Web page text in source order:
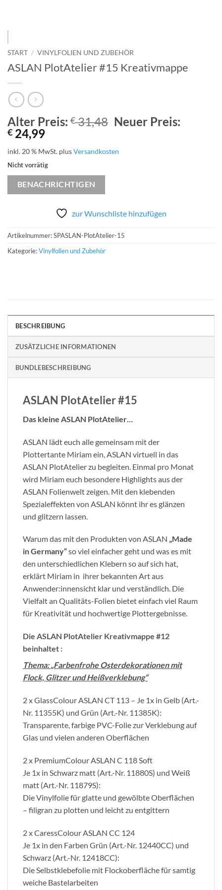
START / VINYLFOLIEN UND ZUBEHÖR
ASLAN PlotAtelier #15 Kreativmappe
Alter Preis: €31,48 Ursprünglicher
€ 31,48
Neuer Preis:
€ 24,99Aktueller
ist:
€ 24,99.
inkl. 20 % MwSt. plusVersandkosten
Nicht vorrätig
BENACHRICHTIGEN
zur Wunschliste hinzufügen
Artikelnummer:SPASLAN-PlotAtelier-15
Kategorie:Vinylfolien und Zubehör
BESCHREIBUNG
ZUSÄTZLICHE INFORMATIONEN
BUNDLEBESCHREIBUNG
ASLAN PlotAtelier #15
Das kleine ASLAN PlotAtelier…
ASLAN lädt euch alle gemeinsam mit der
Plottertante Miriam ein, ASLAN virtuell in das
ASLAN PlotAtelier zu begleiten. Einmal pro Monat
wird Miriam euch besondere Highlights aus der
ASLAN Folienwelt zeigen. Mit den klebenden
Spezialeffekten von ASLAN könnt ihr es glänzen
und glitzern lassen.
Warum das mit den Produkten von ASLAN „Made
in Germany“so viel einfacher geht und was es mit
den unterschiedlichen Klebern so auf sich hat,
erklärt Miriam in ihrer bekannten Art aus
Anwender:innensicht klar und verständlich. Die
Vielfalt an Qualitäts-Folien bietet einfach viel Raum
für Kreativität und hochwertige Plottergebnisse.
Die ASLAN PlotAtelier Kreativmappe #12
beinhaltet :
Thema:„Farbenfrohe Osterdekorationen mit
Flock, Glitzer und Heißverklebung“
2 x GlassColour ASLAN CT 113 – Je 1x in Gelb (Art.-
Nr. 11355K) und Grün (Art.-Nr. 11385K):
Transparente, farbige PVC-Folie zur Verklebung auf
Glas und vielen anderen Oberflächen
2 x PremiumColour ASLAN C 118 Soft
Je 1x in Schwarz matt (Art.-Nr. 11880S) und Weiß
matt (Art.-Nr. 11879S):
Die Vinylfolie für glatte und gewölbte Oberflächen
– filigran zu plotten und leicht zu entgittern
2 x CaressColour ASLAN CC 124
Je 1x in den Farben Grün (Art.-Nr. 12440CC) und
Schwarz (Art.-Nr. 12418CC):
Die Selbstklebefolie mit Flockoberfläche für samtig
weiche Bastelarbeiten